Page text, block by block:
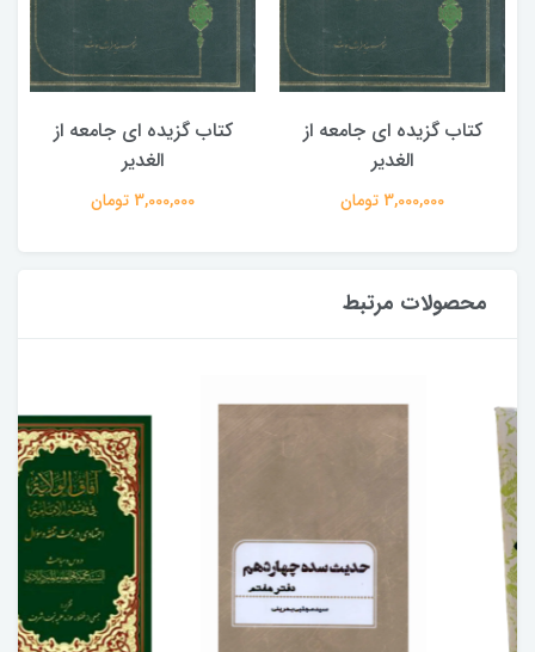
کتاب گزیده ای جامعه از
الغدیر
3,000,000 تومان
کتاب گزیده ای جامعه از
الغدیر
3,000,000 تومان
محصولات مرتبط